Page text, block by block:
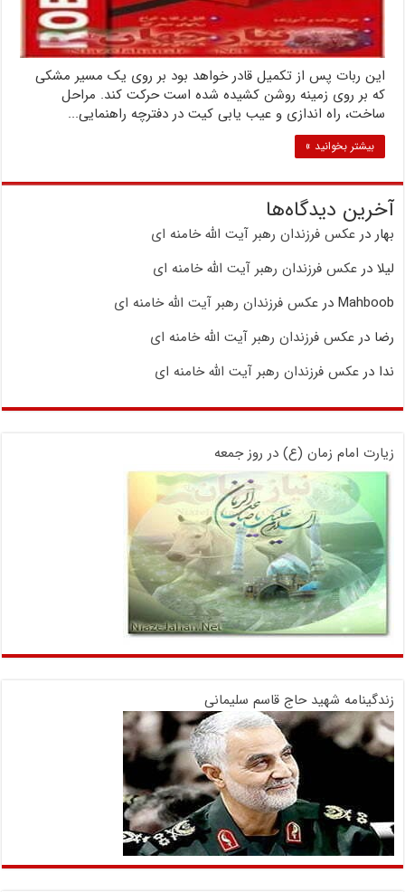
این ربات پس از تکمیل قادر خواهد بود بر روی یک مسیر مشکی
که بر روی زمینه روشن کشیده شده است حرکت کند. مراحل
ساخت، راه اندازی و عیب یابی کیت در دفترچه راهنمایی...
بیشتر بخوانید »
آخرین دیدگاه‌ها
بهار درعکس فرزندان رهبر آیت الله خامنه ای
لیلا درعکس فرزندان رهبر آیت الله خامنه ای
Mahboob درعکس فرزندان رهبر آیت الله خامنه ای
رضا درعکس فرزندان رهبر آیت الله خامنه ای
ندا درعکس فرزندان رهبر آیت الله خامنه ای
زیارت امام زمان (ع) در روز جمعه
زندگینامه شهید حاج قاسم سلیمانی